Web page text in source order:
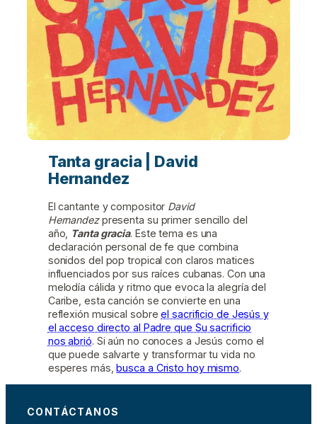
Tanta gracia | David
Hernandez
El cantante y compositor David
Hernandezpresenta su primer sencillo del
año,
Tanta gracia. Este tema es una
declaración personal de fe que combina
sonidos del pop tropical con claros matices
influenciados por sus raíces cubanas. Con una
melodía cálida y ritmo que evoca la alegría del
Caribe, esta canción se convierte en una
reflexión musical sobreel sacrificio de Jesús y
el acceso directo al Padre que Su sacrificio
nos abrió. Si aún no conoces a Jesús como el
que puede salvarte y transformar tu vida no
esperes más,busca a Cristo hoy mismo.
CONTÁCTANOS